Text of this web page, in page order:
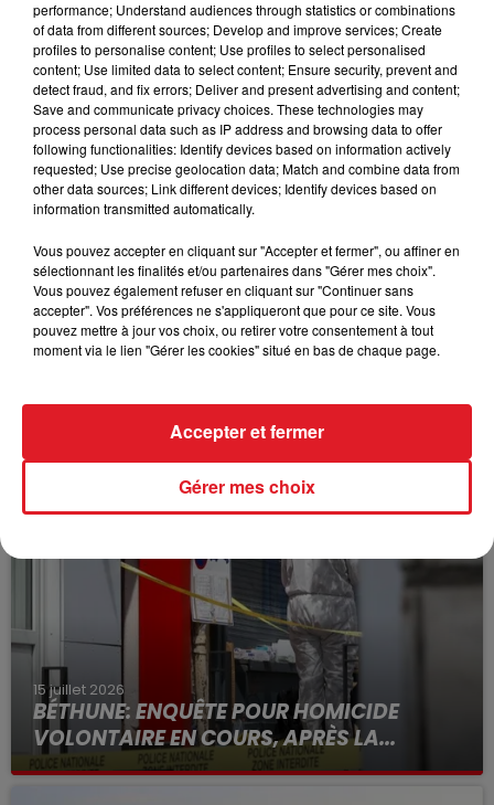
FIL D'ACTUS
15 juillet 2026
BÉTHUNE: ENQUÊTE POUR HOMICIDE
VOLONTAIRE EN COURS, APRÈS LA...
Selon les premiers éléments, le logement servait
performance; Understand audiences through statistics or combinations
of data from different sources; Develop and improve services; Create
profiles to personalise content; Use profiles to select personalised
content; Use limited data to select content; Ensure security, prevent and
detect fraud, and fix errors; Deliver and present advertising and content;
Save and communicate privacy choices. These technologies may
process personal data such as IP address and browsing data to offer
following functionalities: Identify devices based on information actively
requested; Use precise geolocation data; Match and combine data from
other data sources; Link different devices; Identify devices based on
information transmitted automatically.
Vous pouvez accepter en cliquant sur "Accepter et fermer", ou affiner en
sélectionnant les finalités et/ou partenaires dans "Gérer mes choix".
Vous pouvez également refuser en cliquant sur "Continuer sans
accepter". Vos préférences ne s'appliqueront que pour ce site. Vous
pouvez mettre à jour vos choix, ou retirer votre consentement à tout
moment via le lien "Gérer les cookies" situé en bas de chaque page.
Gérer mes choix
Accepter et fermer